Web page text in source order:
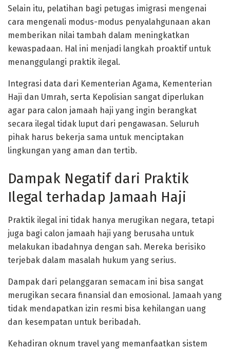
Selain itu, pelatihan bagi petugas imigrasi mengenai
cara mengenali modus-modus penyalahgunaan akan
memberikan nilai tambah dalam meningkatkan
kewaspadaan. Hal ini menjadi langkah proaktif untuk
menanggulangi praktik ilegal.
Integrasi data dari Kementerian Agama, Kementerian
Haji dan Umrah, serta Kepolisian sangat diperlukan
agar para calon jamaah haji yang ingin berangkat
secara ilegal tidak luput dari pengawasan. Seluruh
pihak harus bekerja sama untuk menciptakan
lingkungan yang aman dan tertib.
Dampak Negatif dari Praktik
Ilegal terhadap Jamaah Haji
Praktik ilegal ini tidak hanya merugikan negara, tetapi
juga bagi calon jamaah haji yang berusaha untuk
melakukan ibadahnya dengan sah. Mereka berisiko
terjebak dalam masalah hukum yang serius.
Dampak dari pelanggaran semacam ini bisa sangat
merugikan secara finansial dan emosional. Jamaah yang
tidak mendapatkan izin resmi bisa kehilangan uang
dan kesempatan untuk beribadah.
Kehadiran oknum travel yang memanfaatkan sistem